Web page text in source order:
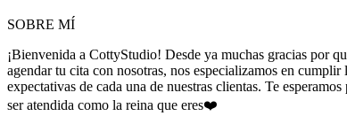
SOBRE MÍ
¡Bienvenida a CottyStudio! Desde ya muchas gracias por
agendar tu cita con nosotras, nos especializamos en cumplir
expectativas de cada una de nuestras clientas. Te esperamos
ser atendida como la reina que eres❤️